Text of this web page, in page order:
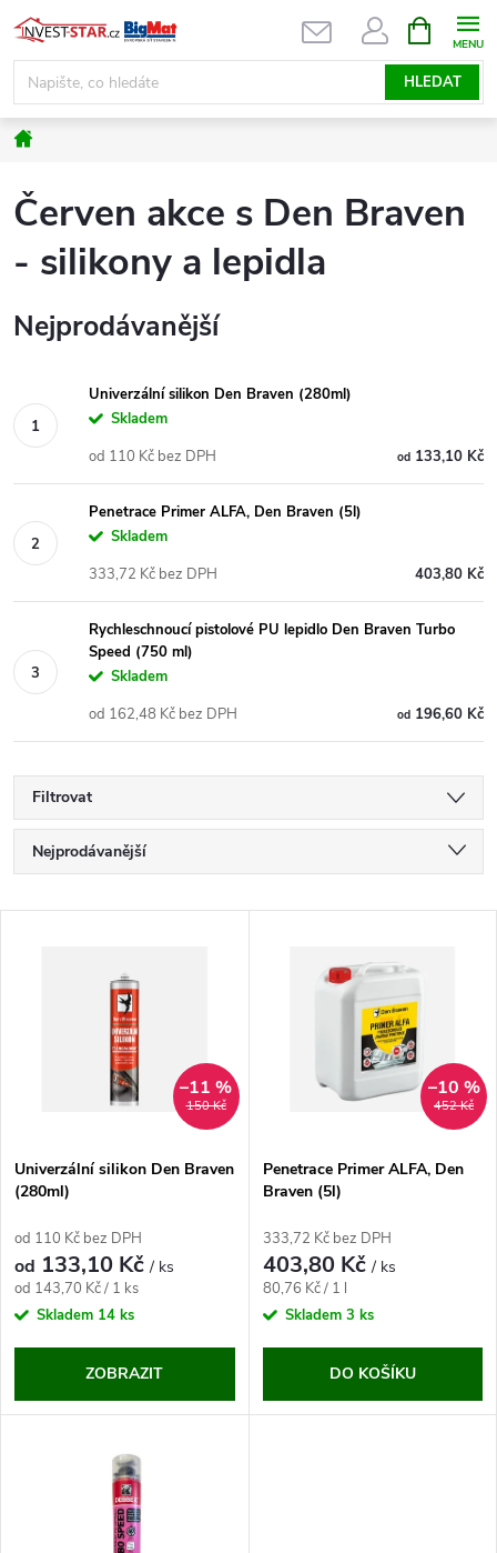
Přejít
na
obsah
HLEDAT
NÁKUPNÍ
KOŠÍK
Domů
Červen akce s Den Braven
- silikony a lepidla
Nejprodávanější
Univerzální silikon Den Braven (280ml)
Skladem
od133,10 Kč
od 110 Kč bez DPH
Penetrace Primer ALFA, Den Braven (5l)
Skladem
403,80 Kč
333,72 Kč bez DPH
Rychleschnoucí pistolové PU lepidlo Den Braven Turbo
Speed (750 ml)
Skladem
od196,60 Kč
od 162,48 Kč bez DPH
Filtrovat
Ř
a
p
r
o
d
u
Nejprodávanější
s
p
r
o
u
150 Kč
–11 %
Univerzální silikon Den Braven
(280ml)
od 110 Kč bez DPH
od 133,10 Kč/ ks
Měrná
cena:
od 143,70 Kč / 1 ks
Skladem 14 ks
ZOBRAZIT
452 Kč
–10 %
Penetrace Primer ALFA, Den
Braven (5l)
333,72 Kč bez DPH
403,80 Kč/ ks
Měrná
cena:
80,76 Kč / 1 l
Skladem 3 ks
DO KOŠÍKU